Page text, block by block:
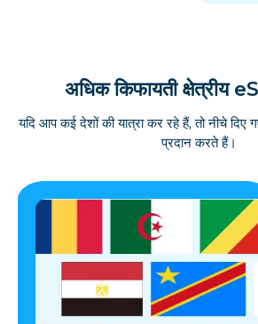
अधिक किफायती क्षेत्रीय
यदि आप कई देशों की यात्रा कर रहे हैं, तो नीचे दिए
प्रदान करते हैं।